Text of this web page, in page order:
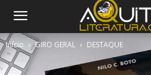
Início GIRO GERAL DESTAQUE